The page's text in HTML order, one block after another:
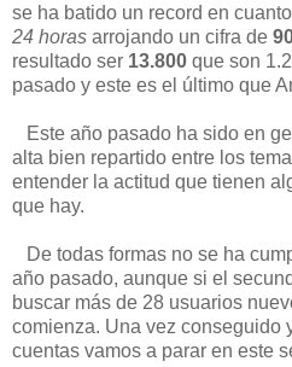
se ha batido un record en
24 horas arrojando un cifra de
resultado ser 13.800 que son
pasado y este es el último que
Este año pasado ha sido en
alta bien repartido entre los
entender la actitud que tienen
que hay.
De todas formas no se ha
año pasado, aunque si el
buscar más de 28 usuarios
comienza. Una vez conseguido
cuentas vamos a parar en este